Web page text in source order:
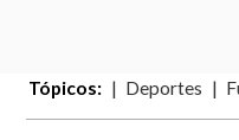
Tópicos: Deportes